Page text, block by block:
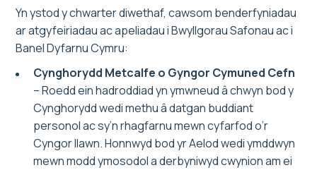
Yn ystod y chwarter diwethaf, cawsom benderfyniadau
ar atgyfeiriadau ac apeliadau i Bwyllgorau Safonau ac i
Banel Dyfarnu Cymru:
Cynghorydd Metcalfe o Gyngor Cymuned Cefn
– Roedd ein hadroddiad yn ymwneud â chwyn bod y
Cynghorydd wedi methu â datgan buddiant
personol ac sy’n rhagfarnu mewn cyfarfod o’r
Cyngor llawn. Honnwyd bod yr Aelod wedi ymddwyn
mewn modd ymosodol a derbyniwyd cwynion am ei